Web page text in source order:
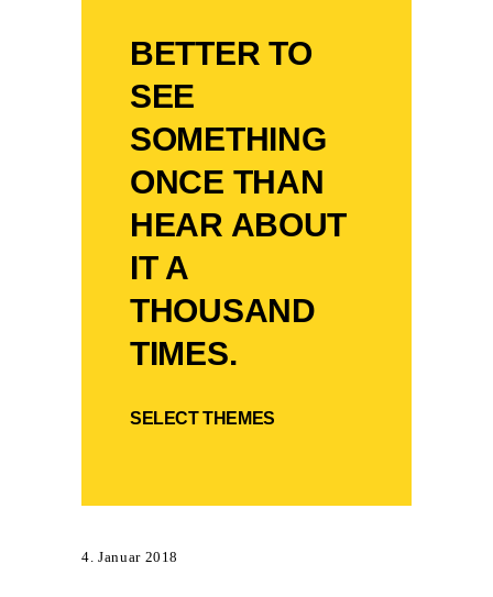
BETTER TO
SEE
SOMETHING
ONCE THAN
HEAR ABOUT
IT A
THOUSAND
TIMES.
SELECT THEMES
4. Januar 2018